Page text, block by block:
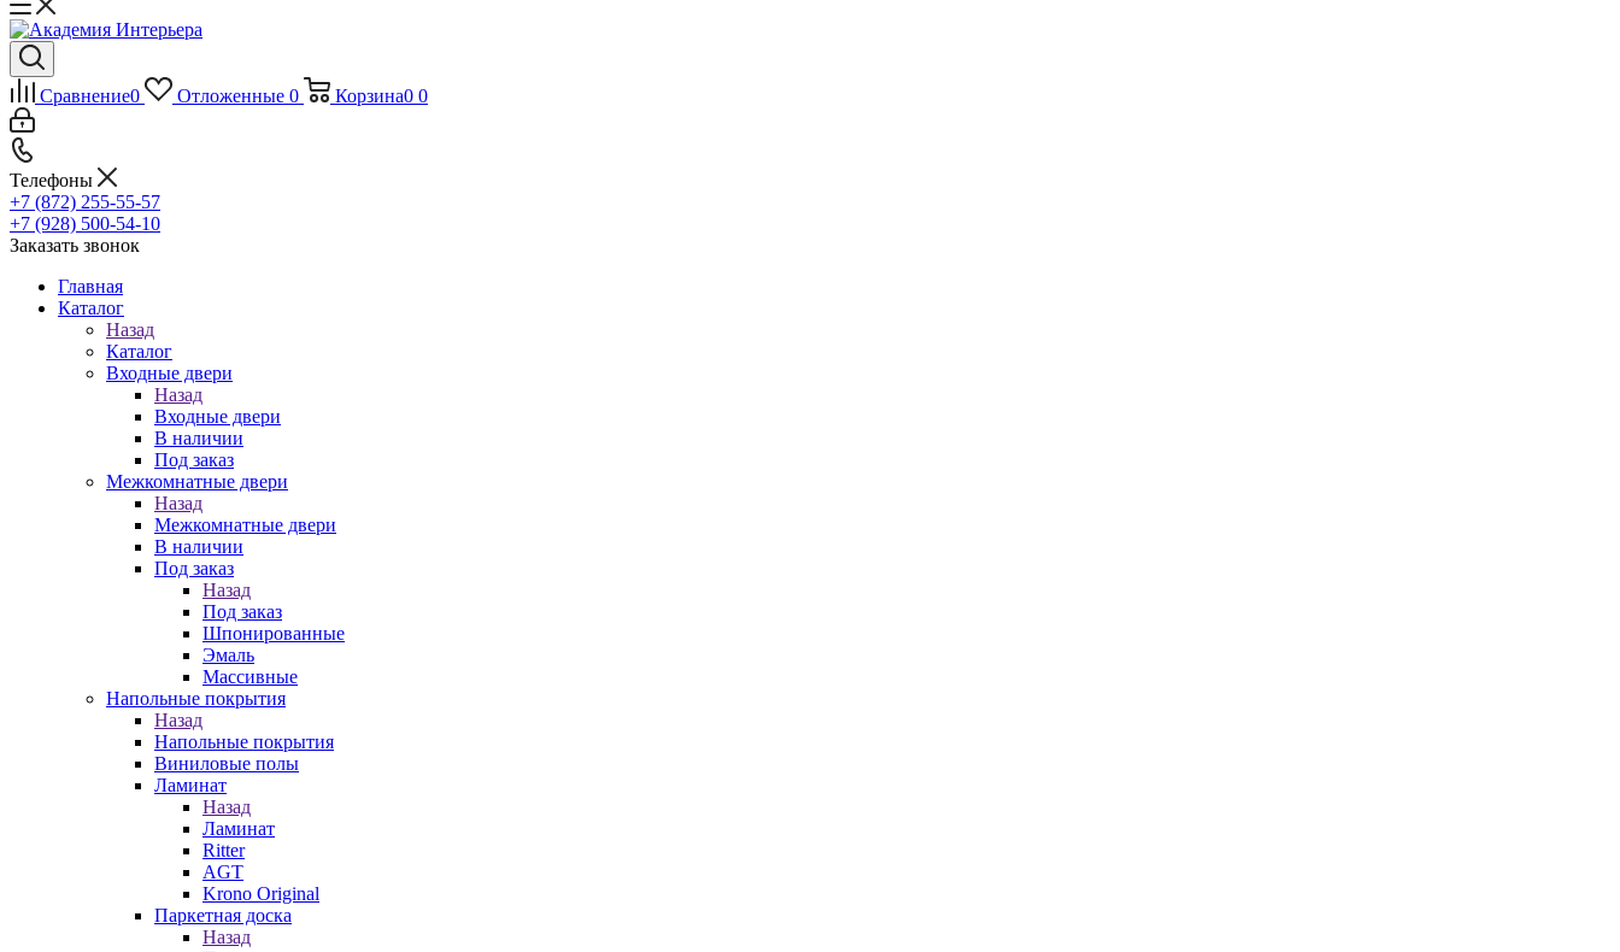
Сравнение0 Отложенные 0 Корзина0 0
Телефоны
+7 (872) 255-55-57
+7 (928) 500-54-10
Заказать звонок
Главная
Каталог
Назад
Каталог
Входные двери
Назад
Входные двери
В наличии
Под заказ
Межкомнатные двери
Назад
Межкомнатные двери
В наличии
Под заказ
Назад
Под заказ
Шпонированные
Эмаль
Массивные
Напольные покрытия
Назад
Напольные покрытия
Виниловые полы
Ламинат
Назад
Ламинат
Ritter
AGT
Krono Original
Паркетная доска
Назад